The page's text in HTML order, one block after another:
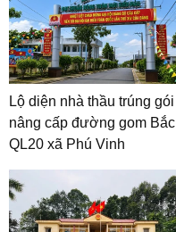
Lộ diện nhà thầu trúng gói
nâng cấp đường gom Bắc
QL20 xã Phú Vinh